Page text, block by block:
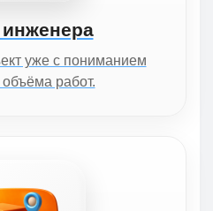
уже с пониманием
объёма работ.